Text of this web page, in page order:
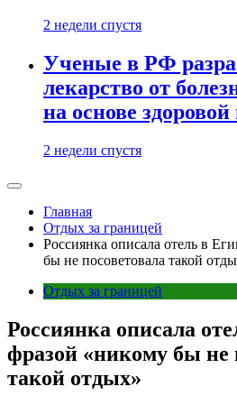
2 недели спустя
Ученые в РФ
лекарство от
на основе
2 недели спустя
Главная
Отдых за границей
Россиянка описала отель в
бы не посоветовала такой
Отдых за границей
Россиянка описала
фразой «никому бы не
такой отдых»